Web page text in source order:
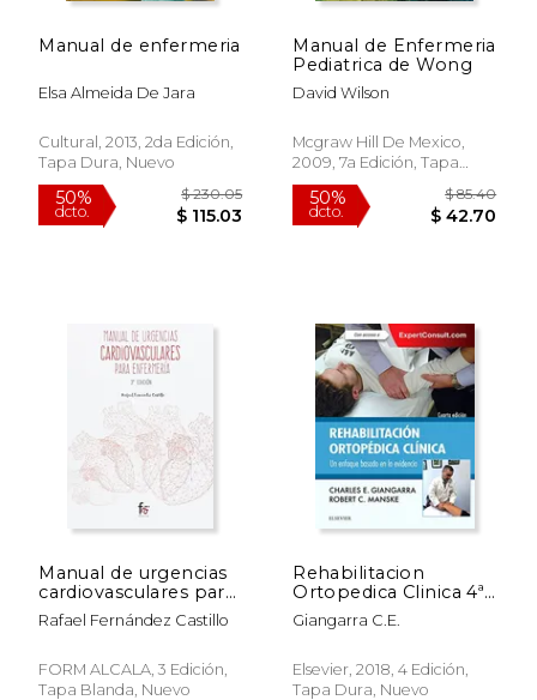
40%
dcto.
$ 92.67 50%
dcto.
$
Manual de enfermeria
Elsa Almeida De Jara
Cultural, 2013, 2da Edición,
Tapa Dura, Nuevo
Manual de Enfermeria
Pediatrica de Wong
David Wilson
Mcgraw Hill De Mexico,
2009, 7a Edición, Tapa
Blanda, Nuevo
Manual de urgencias
cardiovasculares para
enfermeria 3ªed.
Rafael Fernández Castillo
FORM ALCALA, 3 Edición,
Tapa Blanda, Nuevo
Rehabilitacion
Ortopedica Clinica 4ª
ed
Giangarra C.E.
Elsevier, 2018, 4 Edición,
Tapa Dura, Nuevo